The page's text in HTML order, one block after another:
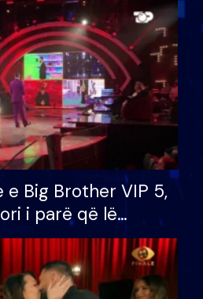
e Big Brother VIP 5,
i parë që lë
mundësinë për
e madh